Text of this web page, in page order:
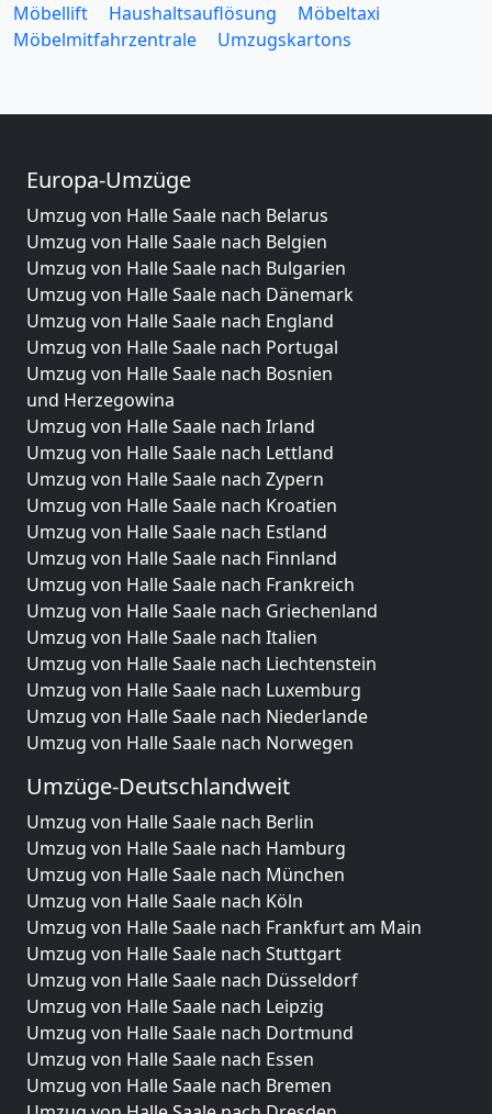
Möbellift
Haushaltsauflösung
Möbeltaxi
Möbelmitfahrzentrale
Umzugskartons
Europa-Umzüge
Umzug von Halle Saale nach Belarus
Umzug von Halle Saale nach Belgien
Umzug von Halle Saale nach Bulgarien
Umzug von Halle Saale nach Dänemark
Umzug von Halle Saale nach England
Umzug von Halle Saale nach Portugal
Umzug von Halle Saale nach Bosnien
und Herzegowina
Umzug von Halle Saale nach Irland
Umzug von Halle Saale nach Lettland
Umzug von Halle Saale nach Zypern
Umzug von Halle Saale nach Kroatien
Umzug von Halle Saale nach Estland
Umzug von Halle Saale nach Finnland
Umzug von Halle Saale nach Frankreich
Umzug von Halle Saale nach Griechenland
Umzug von Halle Saale nach Italien
Umzug von Halle Saale nach Liechtenstein
Umzug von Halle Saale nach Luxemburg
Umzug von Halle Saale nach Niederlande
Umzug von Halle Saale nach Norwegen
Umzüge-Deutschlandweit
Umzug von Halle Saale nach Berlin
Umzug von Halle Saale nach Hamburg
Umzug von Halle Saale nach München
Umzug von Halle Saale nach Köln
Umzug von Halle Saale nach Frankfurt am Main
Umzug von Halle Saale nach Stuttgart
Umzug von Halle Saale nach Düsseldorf
Umzug von Halle Saale nach Leipzig
Umzug von Halle Saale nach Dortmund
Umzug von Halle Saale nach Essen
Umzug von Halle Saale nach Bremen